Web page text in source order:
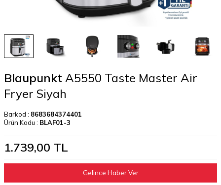
Blaupunkt A5550 Taste Master Air
Fryer Siyah
Barkod : 8683684374401
Ürün Kodu : BLAF01-3
1.739,00 TL
Gelince Haber Ver